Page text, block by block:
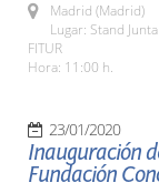
Madrid (Madrid)
Lugar: Stand
FITUR
Hora: 11:00 h.
23/01/2020
Inauguración
Fundación